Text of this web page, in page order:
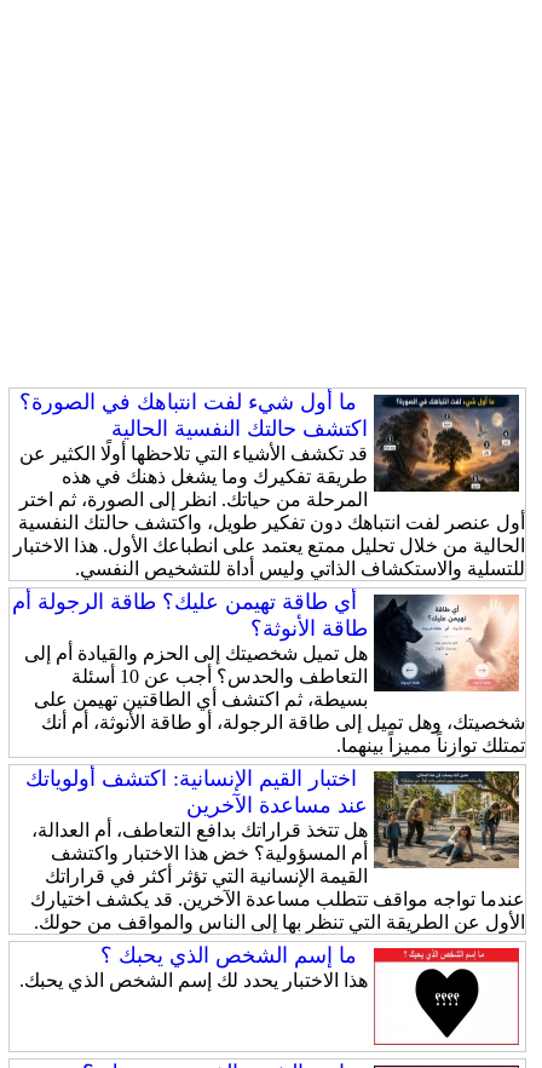
ما أول شيء لفت انتباهك في الصورة؟
اكتشف حالتك النفسية الحالية
قد تكشف الأشياء التي تلاحظها أولًا الكثير عن
طريقة تفكيرك وما يشغل ذهنك في هذه
المرحلة من حياتك. انظر إلى الصورة، ثم اختر
أول عنصر لفت انتباهك دون تفكير طويل، واكتشف حالتك النفسية
الحالية من خلال تحليل ممتع يعتمد على انطباعك الأول. هذا الاختبار
للتسلية والاستكشاف الذاتي وليس أداة للتشخيص النفسي.
أي طاقة تهيمن عليك؟ طاقة الرجولة أم
طاقة الأنوثة؟
هل تميل شخصيتك إلى الحزم والقيادة أم إلى
التعاطف والحدس؟ أجب عن 10 أسئلة
بسيطة، ثم اكتشف أي الطاقتين تهيمن على
شخصيتك، وهل تميل إلى طاقة الرجولة، أو طاقة الأنوثة، أم أنك
تمتلك توازناً مميزاً بينهما.
اختبار القيم الإنسانية: اكتشف أولوياتك
عند مساعدة الآخرين
هل تتخذ قراراتك بدافع التعاطف، أم العدالة،
أم المسؤولية؟ خض هذا الاختبار واكتشف
القيمة الإنسانية التي تؤثر أكثر في قراراتك
عندما تواجه مواقف تتطلب مساعدة الآخرين. قد يكشف اختيارك
الأول عن الطريقة التي تنظر بها إلى الناس والمواقف من حولك.
ما إسم الشخص الذي يحبك ؟
هذا الاختبار يحدد لك إسم الشخص الذي يحبك.